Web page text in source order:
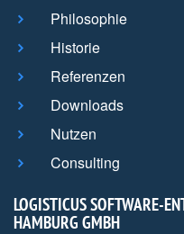
Philosophie
Historie
Referenzen
Downloads
Nutzen
Consulting
LOGISTICUS SOFTWARE-
HAMBURG GMBH